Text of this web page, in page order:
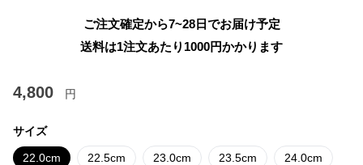
ご注文確定から7~28日でお届け予定
送料は1注文あたり 1000円かかります
4,800 円
サイズ
22.0cm 22.5cm 23.0cm 23.5cm 24.0cm